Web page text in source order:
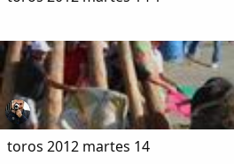
toros 2012 martes 14